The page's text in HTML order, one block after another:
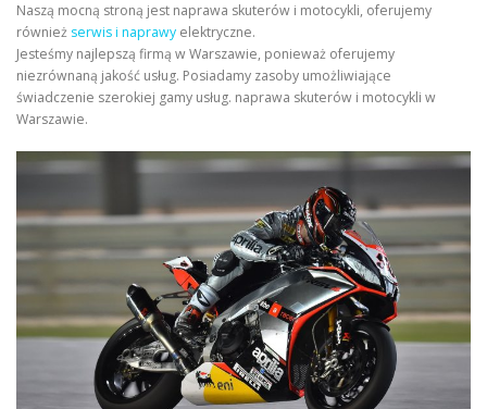
Naszą mocną stroną jest naprawa skuterów i motocykli, oferujemy
również serwis i naprawy elektryczne.
Jesteśmy najlepszą firmą w Warszawie, ponieważ oferujemy
niezrównaną jakość usług. Posiadamy zasoby umożliwiające
świadczenie szerokiej gamy usług. naprawa skuterów i motocykli w
Warszawie.